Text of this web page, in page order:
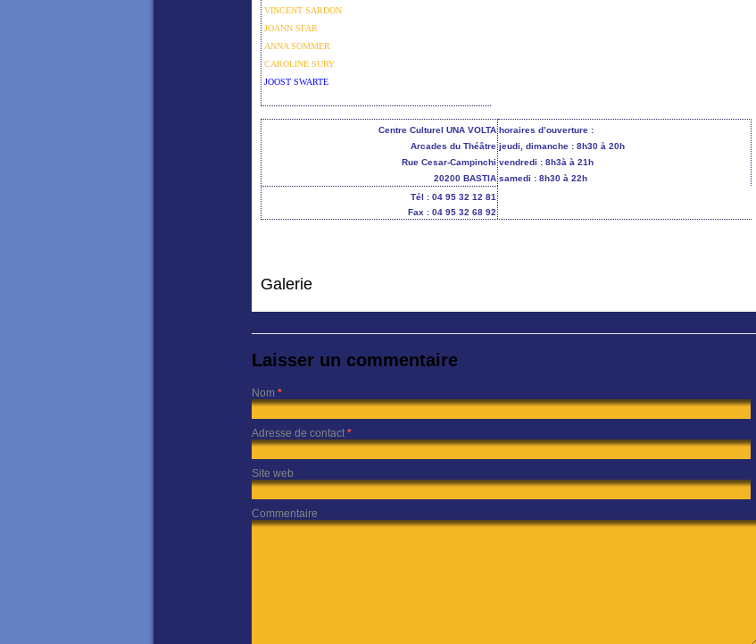
VINCENT SARDON
JOANN SFAR
ANNA SOMMER
CAROLINE SURY
JOOST SWARTE
Centre Culturel UNA VOLTA
Arcades du Théâtre
Rue Cesar-Campinchi
20200 BASTIA
horaires d’ouverture :
jeudi, dimanche : 8h30 à 20h
vendredi : 8h3à à 21h
samedi : 8h30 à 22h
Tél : 04 95 32 12 81
Fax : 04 95 32 68 92
Galerie
Laisser un commentaire
Nom *
Adresse de contact *
Site web
Commentaire